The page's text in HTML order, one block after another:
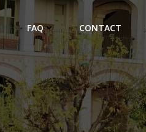
FAQ CONTACT